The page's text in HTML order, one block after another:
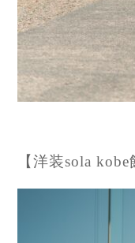
【洋装sola kobe